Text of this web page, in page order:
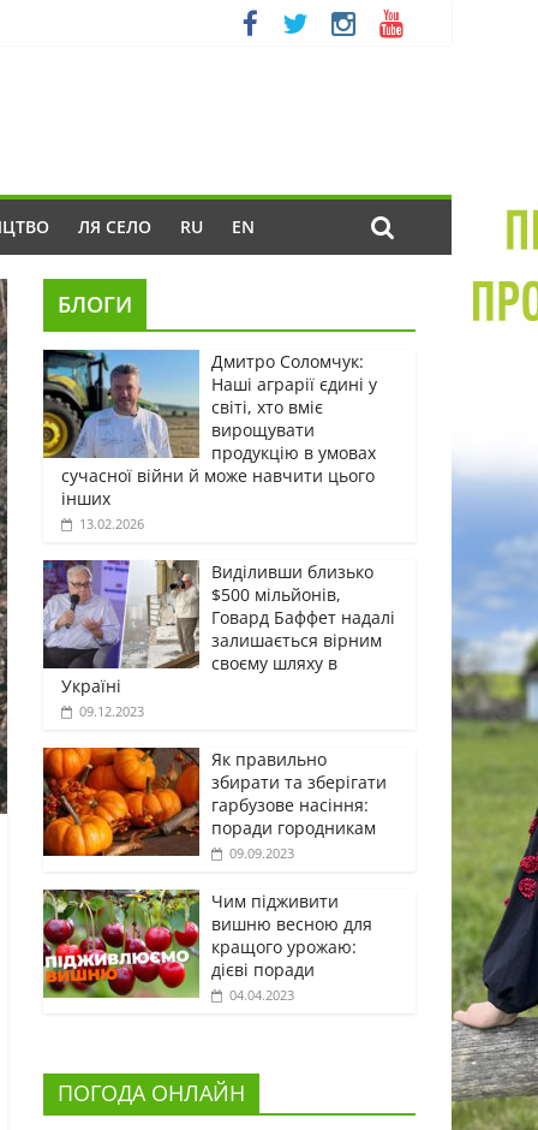
ЛЯ СЕЛО RU EN
БЛОГИ
Дмитро Соломчук:
Наші аграрії єдині у
світі, хто вміє
вирощувати
продукцію в умовах
сучасної війни й може навчити цього
інших
13.02.2026
Виділивши близько
$500 мільйонів,
Говард Баффет надалі
залишається вірним
своєму шляху в
Україні
09.12.2023
Як правильно
збирати та зберігати
гарбузове насіння:
поради городникам
09.09.2023
Чим підживити
вишню весною для
кращого урожаю:
дієві поради
04.04.2023
ПОГОДА ОНЛАЙН